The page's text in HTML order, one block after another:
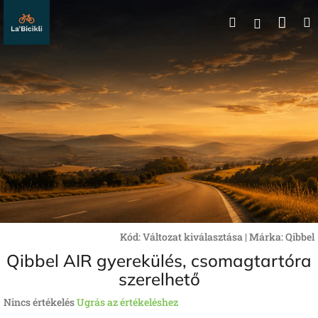
tartalomhoz
Keresés
Kód:Változat kiválasztása | Márka:Qibbel
Qibbel AIR gyerekülés, csomagtartóra
szerelhető
A
Nincs értékelésUgrás az értékeléshez